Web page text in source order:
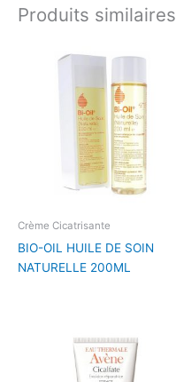
Produits similaires
Crème Cicatrisante
BIO-OIL HUILE DE SOIN
NATURELLE 200ML